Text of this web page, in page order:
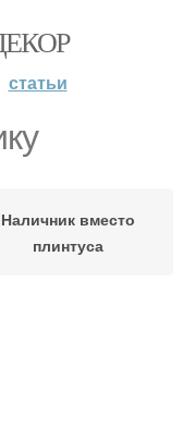
статьи
Наличник вместо
плинтуса